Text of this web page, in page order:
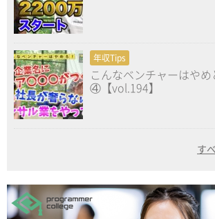
年収Tips
こんなベンチャーはやめ
④【vol.194】
す